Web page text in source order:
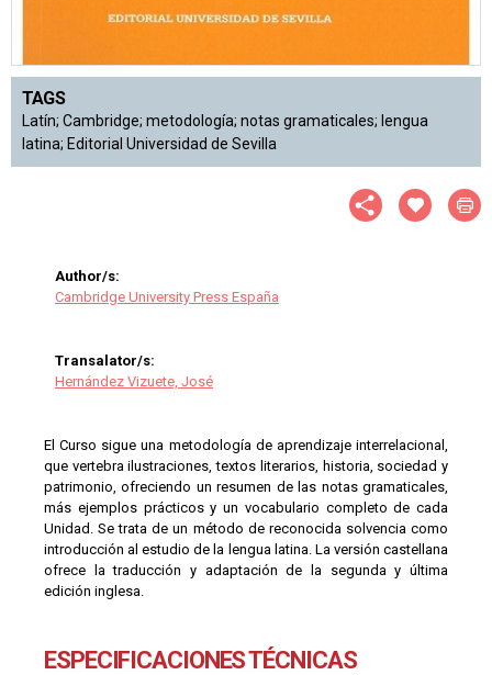
TAGS
Latín; Cambridge; metodología; notas gramaticales; lengua
latina; Editorial Universidad de Sevilla
Author/s:
Cambridge University Press España
Transalator/s:
Hernández Vizuete, José
El Curso sigue una metodología de aprendizaje interrelacional,
que vertebra ilustraciones, textos literarios, historia, sociedad y
patrimonio, ofreciendo un resumen de las notas gramaticales,
más ejemplos prácticos y un vocabulario completo de cada
Unidad. Se trata de un método de reconocida solvencia como
introducción al estudio de la lengua latina. La versión castellana
ofrece la traducción y adaptación de la segunda y última
edición inglesa.
ESPECIFICACIONES TÉCNICAS